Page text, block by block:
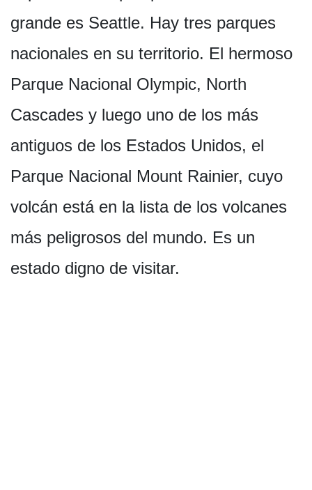
grande es Seattle. Hay tres parques
nacionales en su territorio. El hermoso
Parque Nacional Olympic, North
Cascades y luego uno de los más
antiguos de los Estados Unidos, el
Parque Nacional Mount Rainier, cuyo
volcán está en la lista de los volcanes
más peligrosos del mundo. Es un
estado digno de visitar.